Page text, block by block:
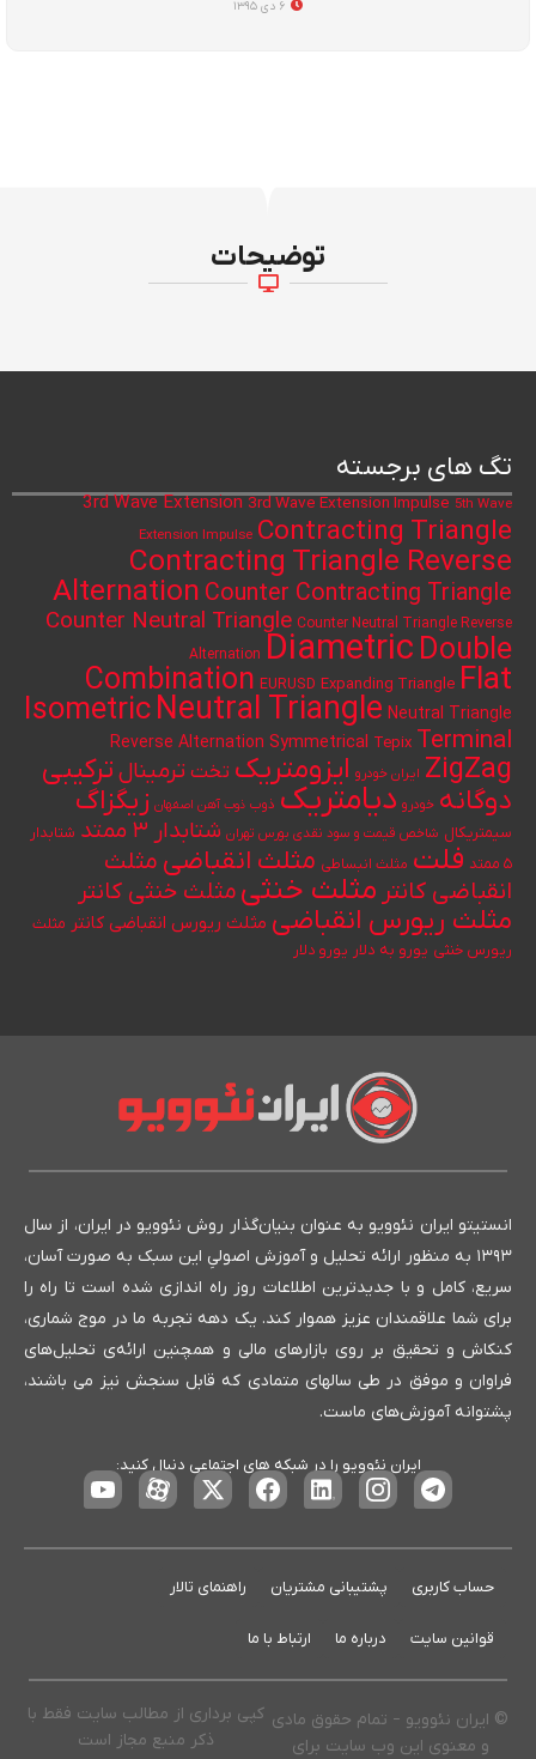
توضیحات
تگ های برجسته
3rd Wave Extension 3rd Wave Extension Impulse 5th Wave
Extension Impulse Contracting Triangle
Contracting Triangle Reverse
Alternation Counter Contracting Triangle
Counter Neutral Triangle Counter Neutral Triangle Reverse
Alternation Diametric Double
Combination EURUSD Expanding Triangle Flat
IsometricNeutral Triangle Neutral Triangle
Reverse Alternation Symmetrical Tepix Terminal
ZigZag ایران خودرو ایزومتریک تختترمینال ترکیبی
دوگانه خودرو دیامتریک ذوب ذوب آهن اصفهان زیگزاگ
سیمتریکال شاخص قیمت و سود نقدی بورس تهران شتابدار ۳ ممتد
شتابدار
۵ ممتد
فلت مثلث انبساطی مثلث انقباضی مثلث
انقباضی کانتر مثلث خنثی مثلث خنثی کانتر
مثلث ریورس انقباضی مثلث ریورس انقباضی کانتر مثلث
ریورس خنثی یورو به دلار یورو دلار
حساب کاربری پشتیبانی مشتریان راهنمای تالار
قوانین سایت درباره ما ارتباط با ما
انستیتو ایران نئوویو به عنوان بنیان‌گذار روش نئوویو در ایران، از سال
۱۳۹۳ به منظور ارائه تحلیل و آموزش اصولیِ این سبک به صورت آسان،
سریع، کامل و با جدیدترین اطلاعات روز راه اندازی شده است تا راه را
برای شما علاقمندان عزیز هموار کند. یک دهه تجربه ما در موج شماری،
کنکاش و تحقیق بر روی بازارهای مالی و همچنین ارائه‌ی تحلیل‌های
فراوان و موفق در طی سالهای متمادی که قابل سنجش نیز می باشند،
پشتوانه آموزش‌های ماست.
ایران نئوویو را در شبکه های اجتماعی دنبال کنید:
© ایران نئوویو – تمام حقوق مادی
و معنوی این وب سایت برای
کپی برداری از مطالب سایت فقط با
ذکر منبع مجاز است